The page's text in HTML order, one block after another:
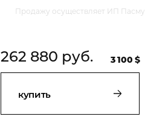
Продажу осуществляет ИП
262 880 руб. 3 100 $
купить